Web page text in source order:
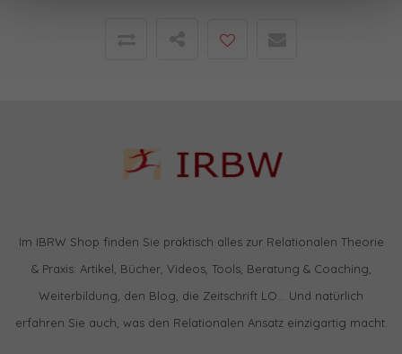
Im IBRW Shop finden Sie praktisch alles zur Relationalen Theorie
& Praxis: Artikel, Bücher, Videos, Tools, Beratung & Coaching,
Weiterbildung, den Blog, die Zeitschrift LO… Und natürlich
erfahren Sie auch, was den Relationalen Ansatz einzigartig macht.